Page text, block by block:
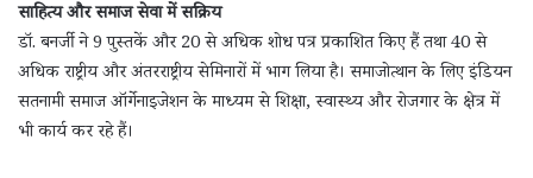
साहित्य और समाज सेवा में सक्रिय
डॉ. बनर्जी ने 9 पुस्तकें और 20 से अधिक शोध पत्र प्रकाशित किए हैं तथा 40 से
अधिक राष्ट्रीय और अंतरराष्ट्रीय सेमिनारों में भाग लिया है। समाजोत्थान के लिए इंडियन
सतनामी समाज ऑर्गेनाइजेशन के माध्यम से शिक्षा, स्वास्थ्य और रोजगार के क्षेत्र में
भी कार्य कर रहे हैं।